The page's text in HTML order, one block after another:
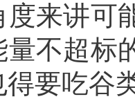
度来讲可
量不超标
得要吃谷